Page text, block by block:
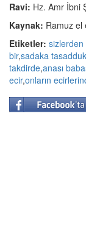
Ravi: Hz. Amr İbni
Kaynak: Ramuz el
Etiketler: sizlerden
bir,sadaka tasadduk
takdirde,anası
ecir,onların